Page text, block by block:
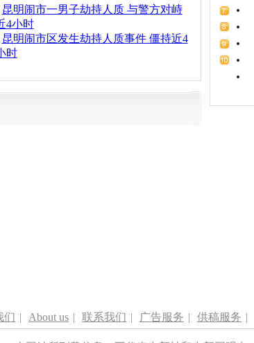
昆明闹市一男子劫持人质 与警方对峙
4小时
昆明闹市区发生劫持人质事件 僵持近4
时
们 | About us | 联系我们 | 广告服务 | 供稿服务 |